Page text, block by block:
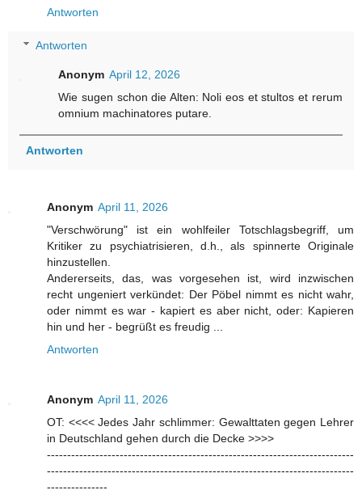
Antworten
Antworten
Anonym April 12, 2026
Wie sugen schon die Alten: Noli eos et stultos et rerum
omnium machinatores putare.
Antworten
Anonym April 11, 2026
"Verschwörung" ist ein wohlfeiler Totschlagsbegriff, um
Kritiker zu psychiatrisieren, d.h., als spinnerte Originale
hinzustellen.
Andererseits, das, was vorgesehen ist, wird inzwischen
recht ungeniert verkündet: Der Pöbel nimmt es nicht wahr,
oder nimmt es war - kapiert es aber nicht, oder: Kapieren
hin und her - begrüßt es freudig ...
Antworten
Anonym April 11, 2026
OT: <<<< Jedes Jahr schlimmer: Gewalttaten gegen Lehrer
in Deutschland gehen durch die Decke >>>>
----------------------------------------------------------------------------
----------------------------------------------------------------------------
---------------